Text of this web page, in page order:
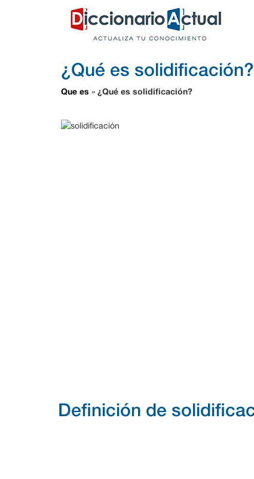
¿Qué es solidificación?
Que es » ¿Qué es solidificación?
Definición de